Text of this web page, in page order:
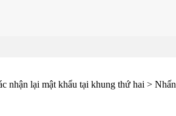
nhận lại mật khẩu tại khung thứ hai > Nhấn